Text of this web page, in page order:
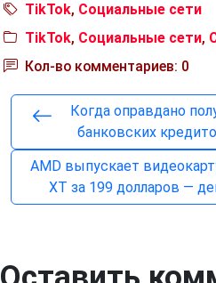
TikTok, Социальные сети
TikTok, Социальные сети,
Кол-во комментариев: 0
Когда оправдано
банковских
AMD выпускает
XT за 199 долларов —